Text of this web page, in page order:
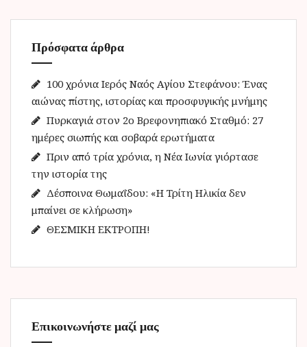
τ
σ
η
γ
ι
α
:
Πρόσφατα άρθρα
100 χρόνια Ιερός Ναός Αγίου Στεφάνου: Ένας
αιώνας πίστης, ιστορίας και προσφυγικής μνήμης
Πυρκαγιά στον 2ο Βρεφονηπιακό Σταθμό: 27
ημέρες σιωπής και σοβαρά ερωτήματα
Πριν από τρία χρόνια, η Νέα Ιωνία γιόρτασε
την ιστορία της
Δέσποινα Θωμαΐδου: «Η Τρίτη Ηλικία δεν
μπαίνει σε κλήρωση»
ΘΕΣΜΙΚΗ ΕΚΤΡΟΠΗ!
Επικοινωνήστε μαζί μας